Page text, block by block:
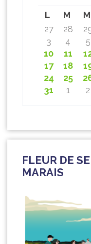
L M M
27
28
3
4 5
10
11
17
18
24
25
31
1 2
FLEUR DE
MARAIS